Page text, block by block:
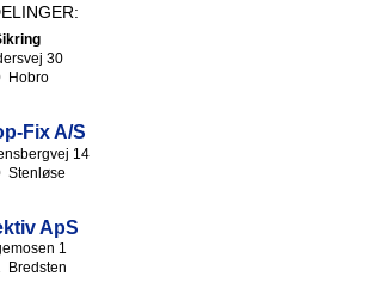
30
Hobro
Fix A/S
14
Stenløse
ApS
1
Bredsten